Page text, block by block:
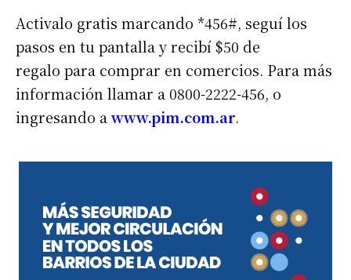
Activalo gratis marcando *456#, seguí los
pasos en tu pantalla y recibí $50 de
regalo para comprar en comercios. Para más
información llamar a 0800-2222-456, o
ingresando a www.pim.com.ar.